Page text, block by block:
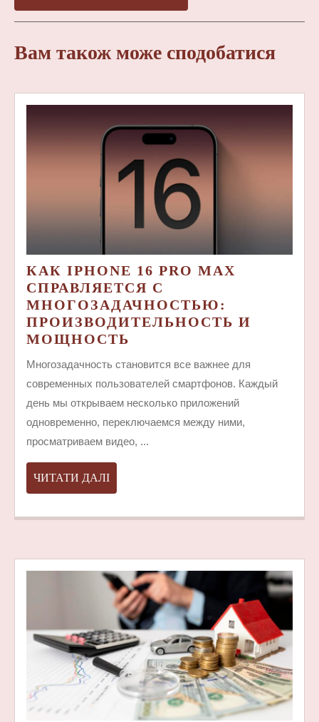
Вам також може сподобатися
КАК IPHONE 16 PRO MAX
СПРАВЛЯЕТСЯ С
МНОГОЗАДАЧНОСТЬЮ:
ПРОИЗВОДИТЕЛЬНОСТЬ И
МОЩНОСТЬ
16
PRO
MAX
СПРАВЛЯЕТСЯ
С
Многозадачность становится все важнее для
современных пользователей смартфонов. Каждый
день мы открываем несколько приложений
одновременно, переключаемся между ними,
просматриваем видео, ...
ЧИТАТИ ДАЛІЧИТАТИ
ДАЛІ